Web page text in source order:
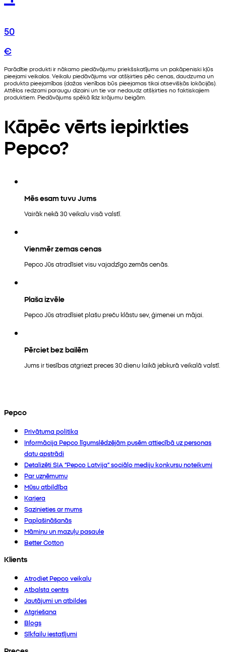
50
€
Parādītie produkti ir nākamo piedāvājumu priekšskatījums un pakāpeniski kļūs
pieejami veikalos. Veikalu piedāvājums var atšķirties pēc cenas, daudzuma un
produkta pieejamības (dažas vienības būs pieejamas tikai atsevišķās lokācijās).
Attēlos redzami paraugu dizaini un tie var nedaudz atšķirties no faktiskajiem
produktiem. Piedāvājums spēkā līdz krājumu beigām.
Kāpēc vērts iepirkties
Pepco?
Mēs esam tuvu Jums
Vairāk nekā 30 veikalu visā valstī.
Vienmēr zemas cenas
Pepco Jūs atradīsiet visu vajadzīgo zemās cenās.
Plaša izvēle
Pepco Jūs atradīsiet plašu preču klāstu sev, ģimenei un mājai.
Pērciet bez bailēm
Jums ir tiesības atgriezt preces 30 dienu laikā jebkurā veikalā valstī.
Pepco
Privātuma politika
Informācija Pepco līgumslēdzējām pusēm attiecībā uz personas
datu apstrādi
Detalizēti SIA “Pepco Latvija” sociālo mediju konkursu noteikumi
Par uzņēmumu
Mūsu atbildība
Karjera
Sazinieties ar mums
Paplašināšanās
Māmiņu un mazuļu pasaule
Better Cotton
Klients
Atrodiet Pepco veikalu
Atbalsta centrs
Jautājumi un atbildes
Atgriešana
Blogs
Sīkfailu iestatījumi